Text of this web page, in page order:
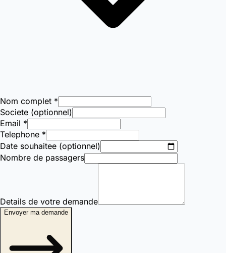
Nom complet *
Societe (optionnel)
Email *
Telephone *
Date souhaitee (optionnel)
Nombre de passagers
Details de votre demande
Envoyer ma demande